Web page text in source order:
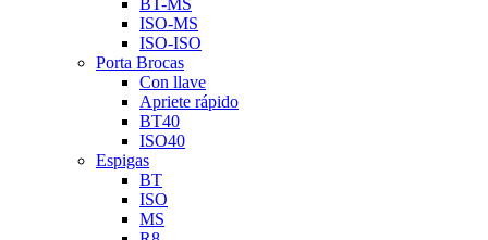
BT-MS
ISO-MS
ISO-ISO
Porta Brocas
Con llave
Apriete rápido
BT40
ISO40
Espigas
BT
ISO
MS